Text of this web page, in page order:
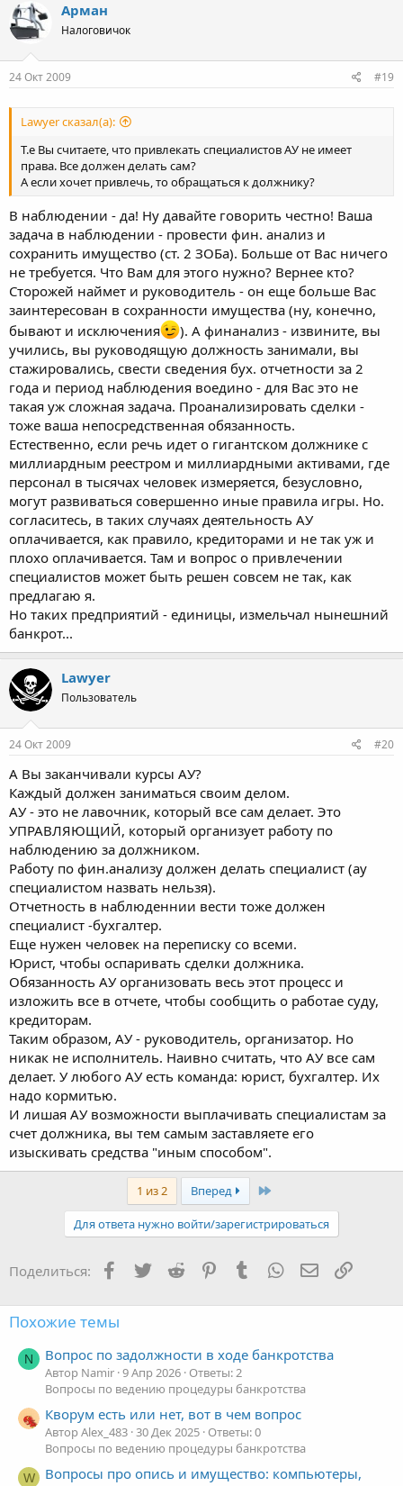
Арман
Налоговичок
24 Окт 2009 #19
Lawyer сказал(а):
Т.е Вы считаете, что привлекать специалистов АУ не имеет
права. Все должен делать сам?
А если хочет привлечь, то обращаться к должнику?
В наблюдении - да! Ну давайте говорить честно! Ваша
задача в наблюдении - провести фин. анализ и
сохранить имущество (ст. 2 ЗОБа). Больше от Вас ничего
не требуется. Что Вам для этого нужно? Вернее кто?
Сторожей наймет и руководитель - он еще больше Вас
заинтересован в сохранности имущества (ну, конечно,
бывают и исключения
). А финанализ - извините, вы
учились, вы руководящую должность занимали, вы
стажировались, свести сведения бух. отчетности за 2
года и период наблюдения воедино - для Вас это не
такая уж сложная задача. Проанализировать сделки -
тоже ваша непосредственная обязанность.
Естественно, если речь идет о гигантском должнике с
миллиардным реестром и миллиардными активами, где
персонал в тысячах человек измеряется, безусловно,
могут развиваться совершенно иные правила игры. Но.
согласитесь, в таких случаях деятельность АУ
оплачивается, как правило, кредиторами и не так уж и
плохо оплачивается. Там и вопрос о привлечении
специалистов может быть решен совсем не так, как
предлагаю я.
Но таких предприятий - единицы, измельчал нынешний
банкрот...
Lawyer
Пользователь
24 Окт 2009 #20
А Вы заканчивали курсы АУ?
Каждый должен заниматься своим делом.
АУ - это не лавочник, который все сам делает. Это
УПРАВЛЯЮЩИЙ, который организует работу по
наблюдению за должником.
Работу по фин.анализу должен делать специалист (ау
специалистом назвать нельзя).
Отчетность в наблюденнии вести тоже должен
специалист -бухгалтер.
Еще нужен человек на переписку со всеми.
Юрист, чтобы оспаривать сделки должника.
Обязанность АУ организовать весь этот процесс и
изложить все в отчете, чтобы сообщить о работае суду,
кредиторам.
Таким образом, АУ - руководитель, организатор. Но
никак не исполнитель. Наивно считать, что АУ все сам
делает. У любого АУ есть команда: юрист, бухгалтер. Их
надо кормитью.
И лишая АУ возможности выплачивать специалистам за
счет должника, вы тем самым заставляете его
изыскивать средства "иным способом".
1 из 2 Вперед Последняя
Для ответа нужно войти/зарегистрироваться
Поделиться: Facebook
TwitterReddit PinterestTumblr WhatsApp Ссылка
Похожие темы
N Вопрос по задолжности в ходе банкротства
Автор Namir 9 Апр 2026 Ответы: 2
Вопросы по ведению процедуры банкротства
Кворум есть или нет, вот в чем вопрос
Автор Alex_483 30 Дек 2025 Ответы: 0
Вопросы по ведению процедуры банкротства
W
Вопросы про опись и имущество: компьютеры,